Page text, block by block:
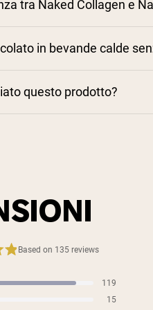
tra Naked Collagen e
in bevande calde
questo prodotto?
Based on 135 reviews
119
15